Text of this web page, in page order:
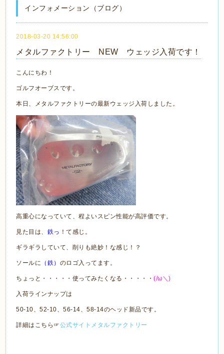
インフォメーション（ブログ）
2018-03-20 14:56:00
メタルファクトリー NEW ウェッジ入荷です！
こんにちわ！
ゴルフオーブスです。
本日、メタルファクトリーの最新ウェッジ入荷しました。
高重心になっていて、程よいスピン性能が高評価です。
見た目は、 鉄っ ！て感じ。
ギラギラしていて、削りも絶妙！な感じ！？
ソールに （鉄） のロゴ入ってます。
ちょっと・・・・・使ってみたくなる・・・・・(/ω＼)
入荷ラインナップは
50-10、52-10、56-14、58-14のヘッド新品です。
詳細はこちら☞公式サイトメタルファクトリー